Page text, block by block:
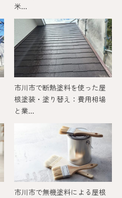
米...
市川市で断熱塗料を使った屋
根塗装・塗り替え：費用相場
と業...
市川市で無機塗料による屋根